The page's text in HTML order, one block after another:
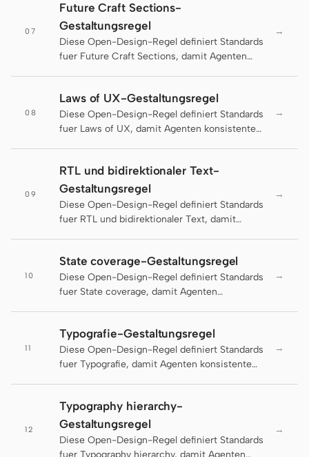
Mistral Vibe CLI
Qoder CLI
Prototyp Dashboard
Slides
Video Designsystem
Designer
Engineering Produktmanager
Marketing
TOOLS
KI-Prototyp-Generator
Generator
07
Future Craft Sections-
Gestaltungsregel
Diese Open-Design-Regel definiert Standards
fuer Future Craft Sections, damit Agenten
→
08
Laws of UX-Gestaltungsregel
Diese Open-Design-Regel definiert Standards
fuer Laws of UX, damit Agenten konsistente
→
09
RTL und bidirektionaler Text-
Gestaltungsregel
Diese Open-Design-Regel definiert Standards
fuer RTL und bidirektionaler Text, damit
→
10
State coverage-Gestaltungsregel
Diese Open-Design-Regel definiert Standards
fuer State coverage, damit Agenten
→
11
Typografie-Gestaltungsregel
Diese Open-Design-Regel definiert Standards
fuer Typografie, damit Agenten konsistente
→
12
Typography hierarchy-
Gestaltungsregel
Diese Open-Design-Regel definiert Standards
fuer Typography hierarchy, damit Agenten
→